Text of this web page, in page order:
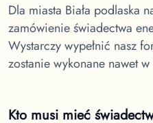
Dla miasta Biała podlaska
zamówienie świadectwa
Wystarczy wypełnić nasz
zostanie wykonane nawet
Kto musi mieć